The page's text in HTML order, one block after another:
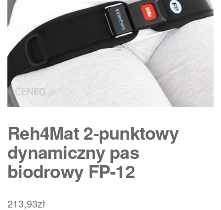
Reh4Mat 2-punktowy
dynamiczny pas
biodrowy FP-12
213,93zł